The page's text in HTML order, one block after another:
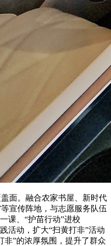
。融合农家书屋、新时代
宣传阵地，与志愿服务队伍
课、“护苗行动”进校
活动，扩大“扫黄打非”活动
非”的浓厚氛围，提升了群众